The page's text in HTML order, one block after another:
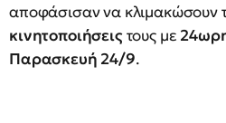
αποφάσισαν να κλιμακώσουν
κινητοποιήσειςτους με
Παρασκευή 24/9.